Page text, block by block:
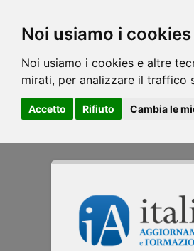
Noi usiamo i cookies
Noi usiamo i cookies e altre
mirati, per analizzare il traffico
Accetto Rifiuto Cambia le